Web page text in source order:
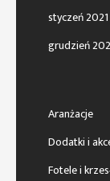
styczeń 2021
grudzień
Aranżacje
Dodatki i
Fotele i